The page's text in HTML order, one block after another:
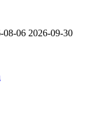
08-06 2026-09-30